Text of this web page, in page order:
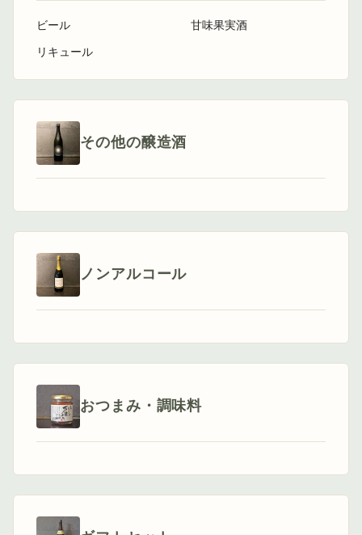
ビール
リキュール
甘味果実酒
その他の醸造酒
ノンアルコール
おつまみ・調味料